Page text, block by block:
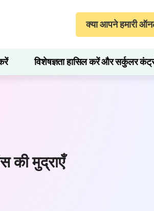
क्या आपने हमारी
विशेषज्ञता हासिल करें और सर्कुलर
की मुद्राएँ